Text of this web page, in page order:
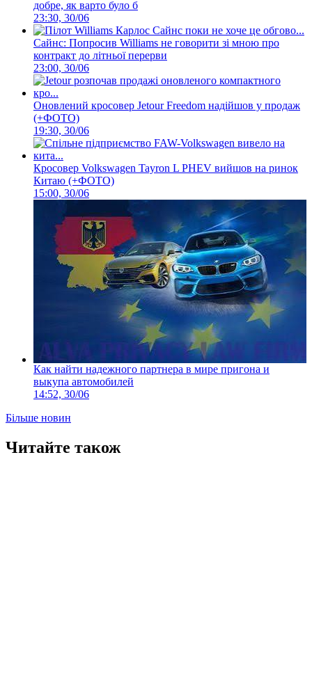
добре, як варто було б
23:30, 30/06
Сайнс: Попросив Williams не говорити зі мною про
контракт до літньої перерви
23:00, 30/06
Оновлений кросовер Jetour Freedom надійшов у продаж
(+ФОТО)
19:30, 30/06
Кросовер Volkswagen Tayron L PHEV вийшов на ринок
Китаю (+ФОТО)
15:00, 30/06
Как найти надежного партнера в мире пригона и
выкупа автомобилей
14:52, 30/06
Більше новин
Читайте також